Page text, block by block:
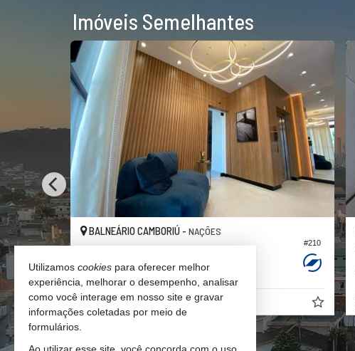
Imóveis Semelhantes
#199 #210
BALNEÁRIO CAMBORIÚ - NAÇÕES
3 2 1 90,
R$ 975.000, 00
Utilizamos cookies para oferecer melhor
experiência, melhorar o desempenho, analisar
como você interage em nosso site e gravar
informações coletadas por meio de
formulários.